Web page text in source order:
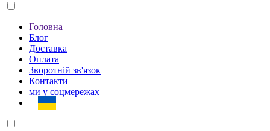
Головна
Блог
Доставка
Оплата
Зворотній зв'язок
Контакти
ми у соцмережах